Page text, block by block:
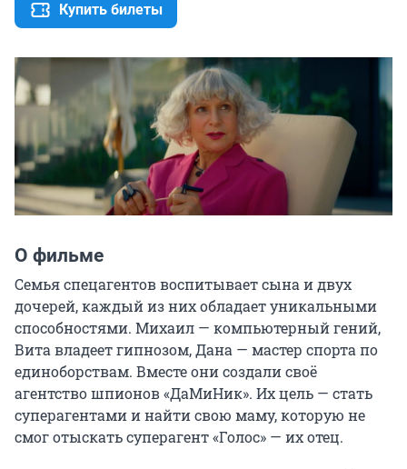
Купить билеты
О фильме
Семья спецагентов воспитывает сына и двух
дочерей, каждый из них обладает уникальными
способностями. Михаил — компьютерный гений,
Вита владеет гипнозом, Дана — мастер спорта по
единоборствам. Вместе они создали своё
агентство шпионов «ДаМиНик». Их цель — стать
суперагентами и найти свою маму, которую не
смог отыскать суперагент «Голос» — их отец.